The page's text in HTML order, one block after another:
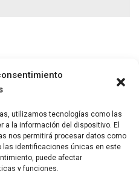
utilizamos tecnologías como las
la información del dispositivo. El
nos permitirá procesar datos como
las identificaciones únicas en este
puede afectar
y funciones.
oficina 4. 50004, Zaragoza